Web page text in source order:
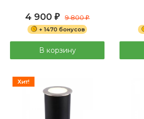
4 900 ₽ 9 800₽
+ 1470 бонусов
В корзину
Хит!